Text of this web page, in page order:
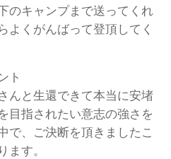
のキャンプまで送ってくれ
よくがんばって登頂してく
ト
んと生還できて本当に安堵
目指されたい意志の強さを
で、ご決断を頂きましたこ
ます。